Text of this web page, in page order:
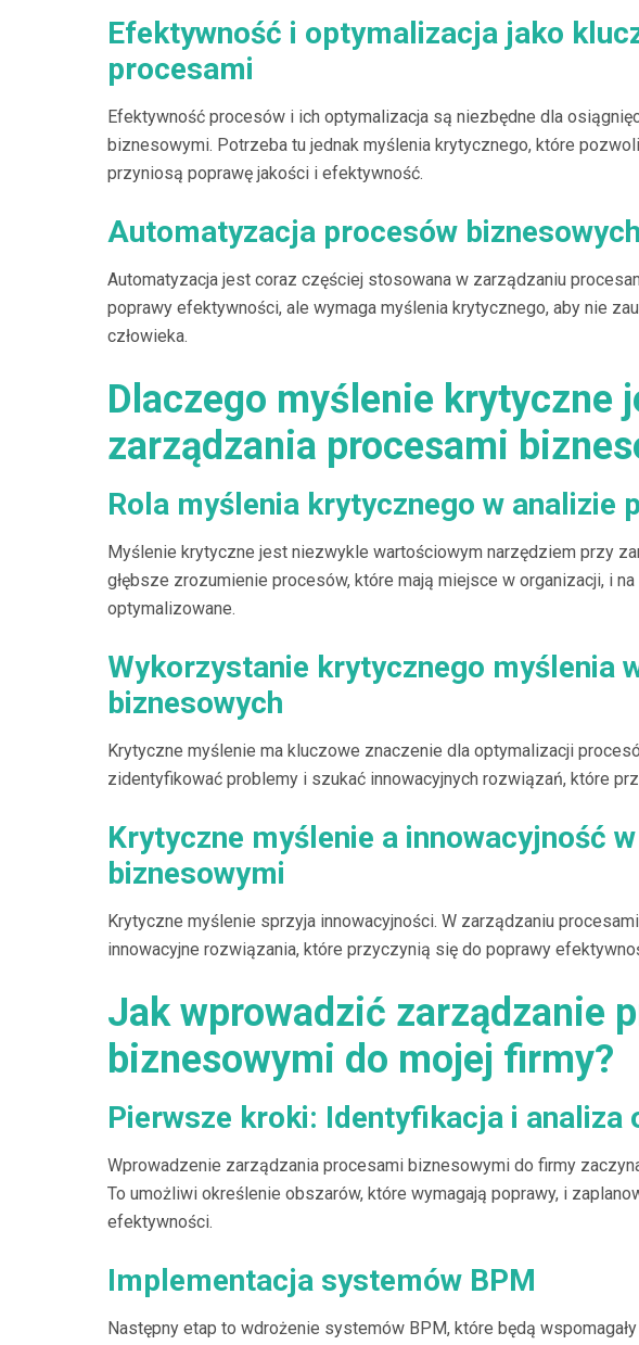
Efektywność i optymalizacja jako
procesami
Efektywność procesów i ich optymalizacja są niezbędne dla
biznesowymi. Potrzeba tu jednak myślenia krytycznego, które
przyniosą poprawę jakości i efektywność.
Automatyzacja procesów biznesowych
Automatyzacja jest coraz częściej stosowana w zarządzaniu
poprawy efektywności, ale wymaga myślenia krytycznego, aby nie
człowieka.
Dlaczego myślenie krytyczne
zarządzania procesami
Rola myślenia krytycznego w analizie
Myślenie krytyczne jest niezwykle wartościowym narzędziem przy
głębsze zrozumienie procesów, które mają miejsce w organizacji, i
optymalizowane.
Wykorzystanie krytycznego myślenia
biznesowych
Krytyczne myślenie ma kluczowe znaczenie dla optymalizacji
zidentyfikować problemy i szukać innowacyjnych rozwiązań, które
Krytyczne myślenie a innowacyjność
biznesowymi
Krytyczne myślenie sprzyja innowacyjności. W zarządzaniu
innowacyjne rozwiązania, które przyczynią się do poprawy
Jak wprowadzić zarządzanie
biznesowymi do mojej firmy?
Pierwsze kroki: Identyfikacja i analiza
Wprowadzenie zarządzania procesami biznesowymi do firmy
To umożliwi określenie obszarów, które wymagają poprawy, i
efektywności.
Implementacja systemów BPM
Następny etap to wdrożenie systemów BPM, które będą